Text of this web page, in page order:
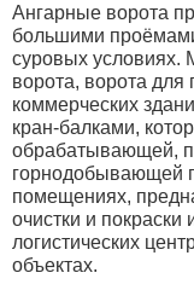
Ангарные ворота
большими
суровых условиях.
ворота, ворота
коммерческих
кран-балками,
обрабатывающей,
горнодобывающей
помещениях,
очистки и
логистических
объектах.